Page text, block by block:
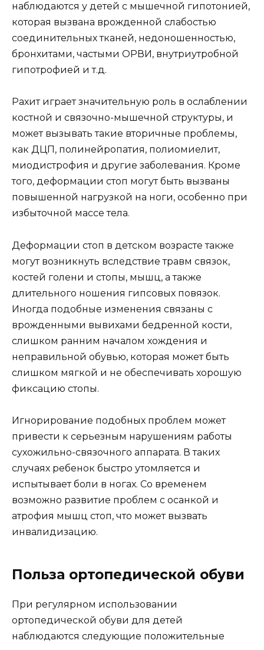
наблюдаются у детей с мышечной гипотонией,
которая вызвана врожденной слабостью
соединительных тканей, недоношенностью,
бронхитами, частыми ОРВИ, внутриутробной
гипотрофией и т.д.
Рахит играет значительную роль в ослаблении
костной и связочно-мышечной структуры, и
может вызывать такие вторичные проблемы,
как ДЦП, полинейропатия, полиомиелит,
миодистрофия и другие заболевания. Кроме
того, деформации стоп могут быть вызваны
повышенной нагрузкой на ноги, особенно при
избыточной массе тела.
Деформации стоп в детском возрасте также
могут возникнуть вследствие травм связок,
костей голени и стопы, мышц, а также
длительного ношения гипсовых повязок.
Иногда подобные изменения связаны с
врожденными вывихами бедренной кости,
слишком ранним началом хождения и
неправильной обувью, которая может быть
слишком мягкой и не обеспечивать хорошую
фиксацию стопы.
Игнорирование подобных проблем может
привести к серьезным нарушениям работы
сухожильно-связочного аппарата. В таких
случаях ребенок быстро утомляется и
испытывает боли в ногах. Со временем
возможно развитие проблем с осанкой и
атрофия мышц стоп, что может вызвать
инвалидизацию.
Польза ортопедической обуви
При регулярном использовании
ортопедической обуви для детей
наблюдаются следующие положительные